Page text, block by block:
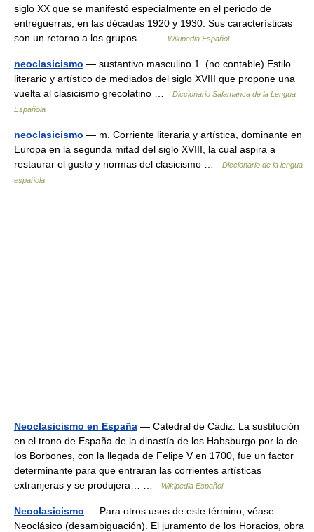
siglo XX que se manifestó especialmente en el periodo de
entreguerras, en las décadas 1920 y 1930. Sus características
son un retorno a los grupos… …
Wikipedia Español
neoclasicismo — sustantivo masculino 1. (no contable) Estilo
literario y artístico de mediados del siglo XVIII que propone una
vuelta al clasicismo grecolatino …
Diccionario Salamanca de la Lengua
Española
neoclasicismo — m. Corriente literaria y artística, dominante en
Europa en la segunda mitad del siglo XVIII, la cual aspira a
restaurar el gusto y normas del clasicismo …
Diccionario de la lengua
española
Neoclasicismo en España — Catedral de Cádiz. La sustitución
en el trono de España de la dinastía de los Habsburgo por la de
los Borbones, con la llegada de Felipe V en 1700, fue un factor
determinante para que entraran las corrientes artísticas
extranjeras y se produjera… …
Wikipedia Español
Neoclasicismo — Para otros usos de este término, véase
Neoclásico (desambiguación). El juramento de los Horacios, obra